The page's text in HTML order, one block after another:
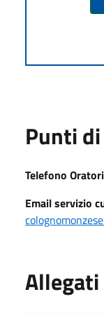
Punti
Telefono
Email servizio
Allegati